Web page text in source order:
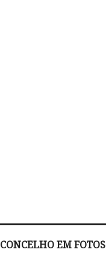
CONCELHO EM FOTOS